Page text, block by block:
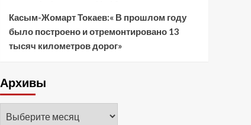
Касым-Жомарт Токаев:« В прошлом году
было построено и отремонтировано 13
тысяч километров дорог»
Архивы